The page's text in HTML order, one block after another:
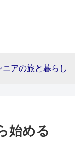
ニアの旅と暮らし
始める